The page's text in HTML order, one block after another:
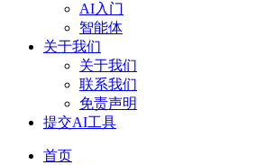
AI入门
智能体
关于我们
关于我们
联系我们
免责声明
提交AI工具
首页